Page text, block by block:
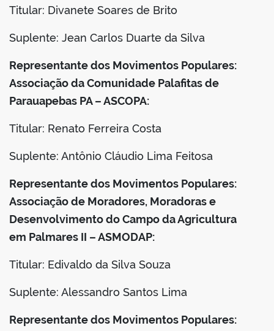
Titular: Divanete Soares de Brito
Suplente: Jean Carlos Duarte da Silva
Representante dos Movimentos Populares:
Associação da Comunidade Palafitas de
Parauapebas PA – ASCOPA:
Titular: Renato Ferreira Costa
Suplente: Antônio Cláudio Lima Feitosa
Representante dos Movimentos Populares:
Associação de Moradores, Moradoras e
Desenvolvimento do Campo da Agricultura
em Palmares II – ASMODAP:
Titular: Edivaldo da Silva Souza
Suplente: Alessandro Santos Lima
Representante dos Movimentos Populares: